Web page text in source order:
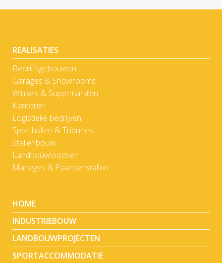
REALISATIES
Bedrijfsgebouwen
Garages & Showrooms
Winkels & Supermarkten
Kantoren
Logistieke bedrijven
Sporthallen & Tribunes
Stallenbouw
Landbouwloodsen
Maneges & Paardenstallen
HOME
INDUSTRIEBOUW
LANDBOUWPROJECTEN
SPORTACCOMMODATIE